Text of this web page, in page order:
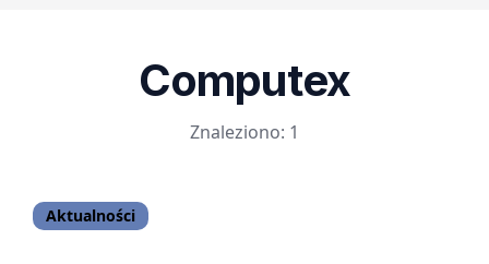
Computex
Znaleziono: 1
Aktualności